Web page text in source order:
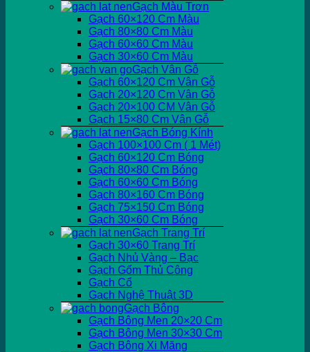
Gạch Màu Trơn
Gạch 60×120 Cm Màu
Gạch 80×80 Cm Màu
Gạch 60×60 Cm Màu
Gạch 30×60 Cm Màu
Gạch Vân Gỗ
Gạch 60×120 Cm Vân Gỗ
Gạch 20×120 Cm Vân Gỗ
Gạch 20×100 CM Vân Gỗ
Gạch 15×80 Cm Vân Gỗ
Gạch Bóng Kính
Gạch 100×100 Cm ( 1 Mét)
Gạch 60×120 Cm Bóng
Gạch 80×80 Cm Bóng
Gạch 60×60 Cm Bóng
Gạch 80×160 Cm Bóng
Gạch 75×150 Cm Bóng
Gạch 30×60 Cm Bóng
Gạch Trang Trí
Gạch 30×60 Trang Trí
Gạch Nhủ Vàng – Bạc
Gạch Gốm Thủ Công
Gạch Cổ
Gạch Nghệ Thuật 3D
Gạch Bông
Gạch Bông Men 20×20 Cm
Gạch Bông Men 30×30 Cm
Gạch Bông Xi Măng